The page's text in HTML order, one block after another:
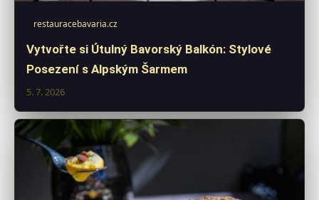
restauracebavaria.cz
Vytvořte si Útulný Bavorský Balkón: Stylové
Posezení s Alpským Šarmem
5. 7. 2026